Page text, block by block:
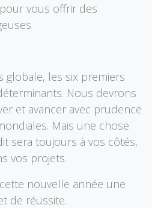
vous offrir des
globale, les six premiers
Nous devrons
et avancer avec prudence
Mais une chose
sera toujours à vos côtés,
vos projets.
nouvelle année une
de réussite.